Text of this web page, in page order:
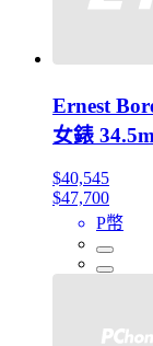
Ernest
女錶
$40,545
$47,700
P幣